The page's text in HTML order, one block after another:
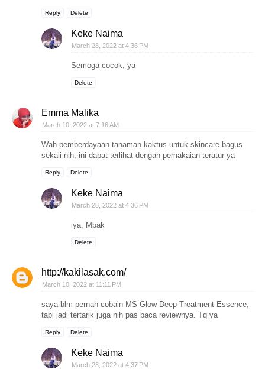
Reply Delete
Keke Naima
March 28, 2022 at 4:36 PM
Semoga cocok, ya
Delete
Emma Malika
March 10, 2022 at 7:16 AM
Wah pemberdayaan tanaman kaktus untuk skincare bagus
sekali nih, ini dapat terlihat dengan pemakaian teratur ya
Reply Delete
Keke Naima
March 28, 2022 at 4:36 PM
iya, Mbak
Delete
http://kakilasak.com/
March 10, 2022 at 11:11 PM
saya blm pernah cobain MS Glow Deep Treatment Essence,
tapi jadi tertarik juga nih pas baca reviewnya. Tq ya
Reply Delete
Keke Naima
March 28, 2022 at 4:37 PM